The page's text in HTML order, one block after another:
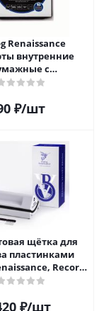
Renaissance
внутренние
с
пакетом
Paper+Plastic (10
₽/шт
щётка для
пластинками
Record
AR-7152, White
₽/шт